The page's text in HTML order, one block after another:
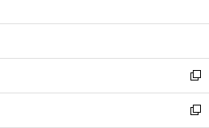
開
ウ
開
く
ン
ウ
で
開
く
ウ
ン
ド
ウ
で
新
し
い
新